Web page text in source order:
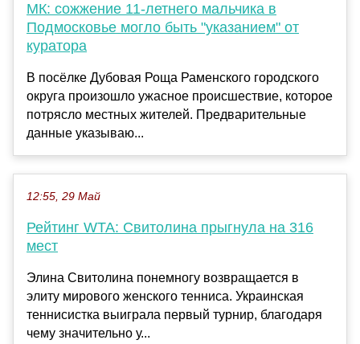
МК: сожжение 11-летнего мальчика в
Подмосковье могло быть "указанием" от
куратора
В посёлке Дубовая Роща Раменского городского
округа произошло ужасное происшествие, которое
потрясло местных жителей. Предварительные
данные указываю...
12:55, 29 Май
Рейтинг WTA: Свитолина прыгнула на 316
мест
Элина Свитолина понемногу возвращается в
элиту мирового женского тенниса. Украинская
теннисистка выиграла первый турнир, благодаря
чему значительно у...